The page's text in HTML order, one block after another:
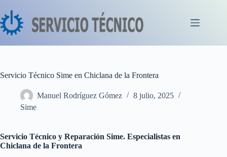
al
contenido
Servicio Técnico Sime en Chiclana de la Frontera
Manuel Rodríguez Gómez
8 julio, 2025
Sime
Servicio Técnico y Reparación Sime. Especialistas en
Chiclana de la Frontera